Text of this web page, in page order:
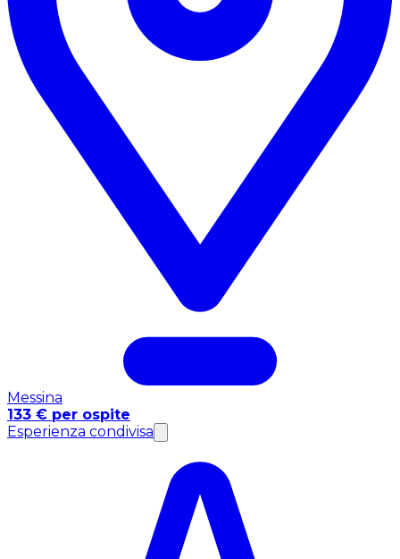
Messina
133 € per ospite
Esperienza condivisa